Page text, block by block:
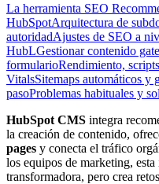
La herramienta SEO
HubSpotArquitectura de
autoridadAjustes de SEO a
HubLGestionar contenido
formularioRendimiento,
VitalsSitemaps automáticos y
pasoProblemas habituales y
HubSpot CMS integra
la creación de contenido,
pages y conecta el tráfico
los equipos de marketing, esta
transformadora, pero crea